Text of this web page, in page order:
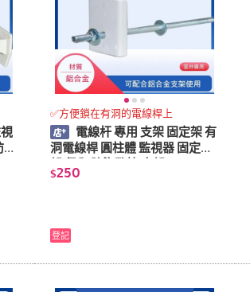
✅方便鎖在有洞的電線桿上
電線杆 專用 支架 固定架 有
洞電線桿 圓柱體 監視器 固定支
架 保全 防盜監控 支架
$250
登記